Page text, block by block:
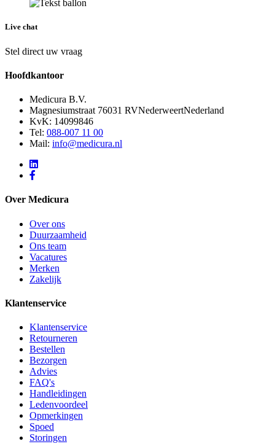
Live chat
Stel direct uw vraag
Hoofdkantoor
Medicura B.V.
Magnesiumstraat 76031 RVNederweertNederland
KvK: 14099846
Tel: 088-007 11 00
Mail: info@medicura.nl
Over Medicura
Over ons
Duurzaamheid
Ons team
Vacatures
Merken
Zakelijk
Klantenservice
Klantenservice
Retourneren
Bestellen
Bezorgen
Advies
FAQ's
Handleidingen
Ledenvoordeel
Opmerkingen
Spoed
Storingen